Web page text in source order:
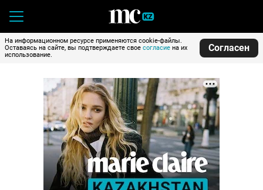
На информационном ресурсе применяются cookie-файлы.
Оставаясь на сайте, вы подтверждаете свое согласие на их
использование.
Согласен